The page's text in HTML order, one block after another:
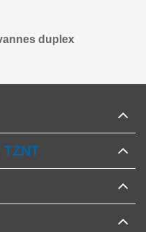
duplex